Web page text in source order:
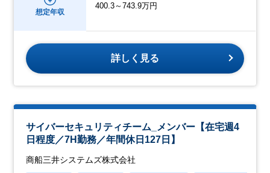
想定年収
400.3～743.9万円
詳しく見る
サイバーセキュリティチーム_メンバー【在宅週4
日程度／7H勤務／年間休日127日】
商船三井システムズ株式会社